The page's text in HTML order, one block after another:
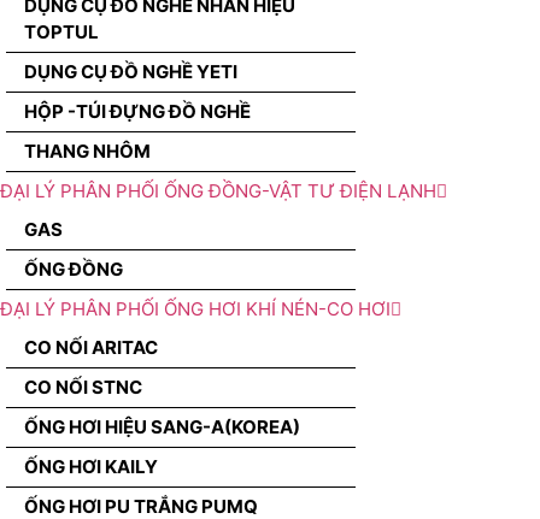
DỤNG CỤ ĐỒ NGHỀ NHÃN HIỆU
TOPTUL
DỤNG CỤ ĐỒ NGHỀ YETI
HỘP -TÚI ĐỰNG ĐỒ NGHỀ
THANG NHÔM
ĐẠI LÝ PHÂN PHỐI ỐNG ĐỒNG-VẬT TƯ ĐIỆN LẠNH
GAS
ỐNG ĐỒNG
ĐẠI LÝ PHÂN PHỐI ỐNG HƠI KHÍ NÉN-CO HƠI
CO NỐI ARITAC
CO NỐI STNC
ỐNG HƠI HIỆU SANG-A(KOREA)
ỐNG HƠI KAILY
ỐNG HƠI PU TRẮNG PUMQ